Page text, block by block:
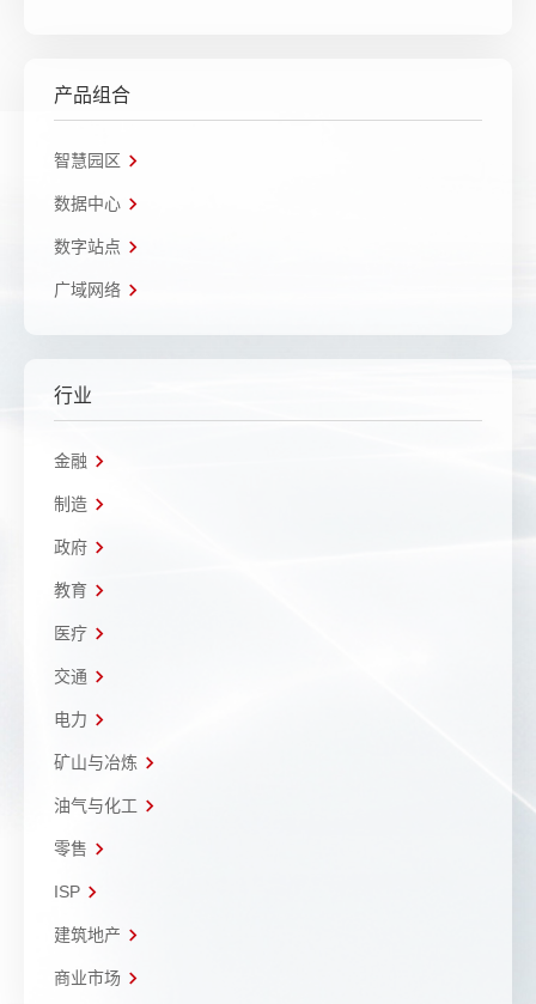
产品组合
智慧园区
数据中心
数字站点
广域网络
行业
金融
制造
政府
教育
医疗
交通
电力
矿山与冶炼
油气与化工
零售
ISP
建筑地产
商业市场